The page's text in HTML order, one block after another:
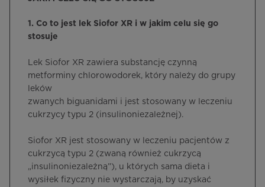
1. Co to jest lek Siofor XR i w jakim celu się go
stosuje
Lek Siofor XR zawiera substancję czynną
metforminy chlorowodorek, który należy do grupy
leków
zwanych biguanidami i jest stosowany w leczeniu
cukrzycy typu 2 (insulinoniezależnej).
Siofor XR jest stosowany w leczeniu pacjentów z
cukrzycą typu 2 (zwaną również cukrzycą
„insulinoniezależną”), u których sama dieta i
wysiłek fizyczny nie wystarczają, by uzyskać